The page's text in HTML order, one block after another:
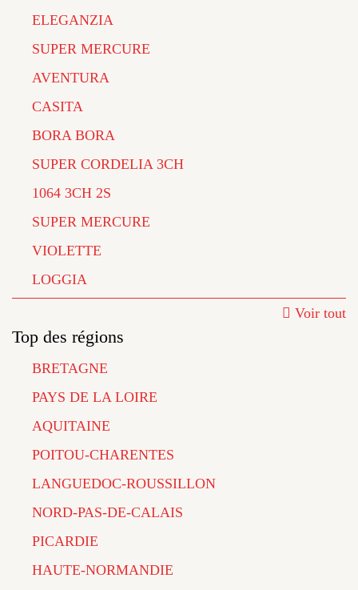
ELEGANZIA
SUPER MERCURE
AVENTURA
CASITA
BORA BORA
SUPER CORDELIA 3CH
1064 3CH 2S
SUPER MERCURE
VIOLETTE
LOGGIA
Voir tout
Top des régions
BRETAGNE
PAYS DE LA LOIRE
AQUITAINE
POITOU-CHARENTES
LANGUEDOC-ROUSSILLON
NORD-PAS-DE-CALAIS
PICARDIE
HAUTE-NORMANDIE